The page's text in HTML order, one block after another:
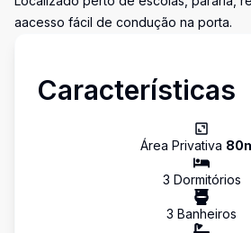
aacesso fácil de condução na porta.
Características
Área Privativa 80
3 Dormitórios
3 Banheiros